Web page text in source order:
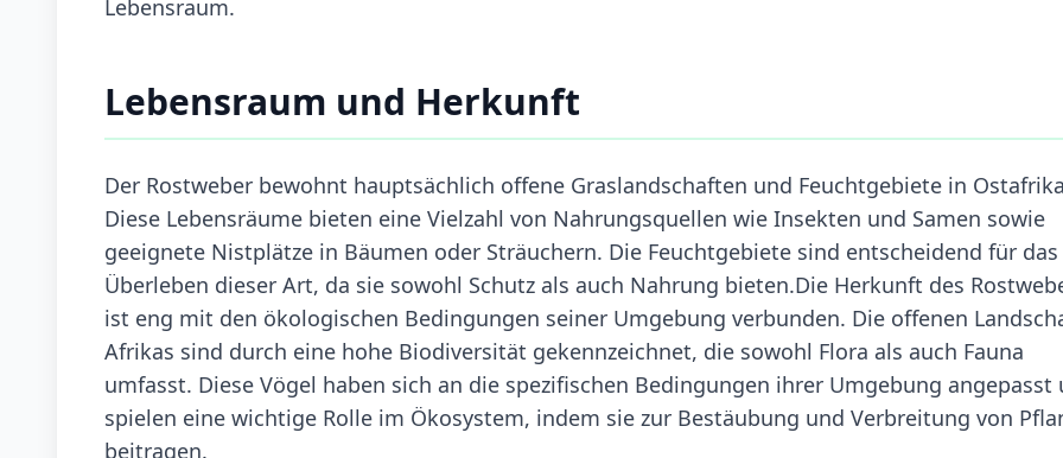
Lebensraum.
Lebensraum und Herkunft
Der Rostweber bewohnt hauptsächlich offene Graslandschaften und Feuchtgebiete in
Diese Lebensräume bieten eine Vielzahl von Nahrungsquellen wie Insekten und Samen sowie
geeignete Nistplätze in Bäumen oder Sträuchern. Die Feuchtgebiete sind entscheidend für das
Überleben dieser Art, da sie sowohl Schutz als auch Nahrung bieten.Die Herkunft des
ist eng mit den ökologischen Bedingungen seiner Umgebung verbunden. Die offenen
Afrikas sind durch eine hohe Biodiversität gekennzeichnet, die sowohl Flora als auch Fauna
umfasst. Diese Vögel haben sich an die spezifischen Bedingungen ihrer Umgebung angepasst
spielen eine wichtige Rolle im Ökosystem, indem sie zur Bestäubung und Verbreitung von
beitragen.